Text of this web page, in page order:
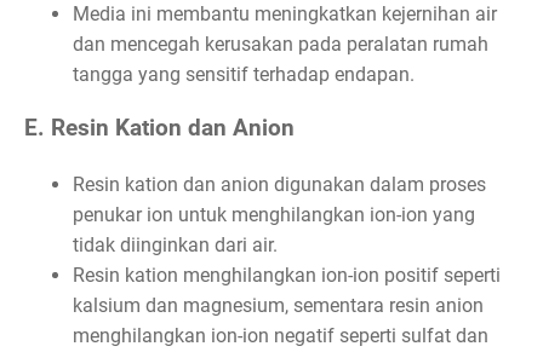
Media ini membantu meningkatkan kejernihan air
dan mencegah kerusakan pada peralatan rumah
tangga yang sensitif terhadap endapan.
E. Resin Kation dan Anion
Resin kation dan anion digunakan dalam proses
penukar ion untuk menghilangkan ion-ion yang
tidak diinginkan dari air.
Resin kation menghilangkan ion-ion positif seperti
kalsium dan magnesium, sementara resin anion
menghilangkan ion-ion negatif seperti sulfat dan